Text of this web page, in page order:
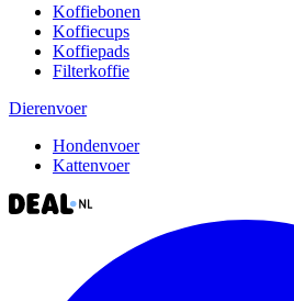
Koffiebonen
Koffiecups
Koffiepads
Filterkoffie
Dierenvoer
Hondenvoer
Kattenvoer